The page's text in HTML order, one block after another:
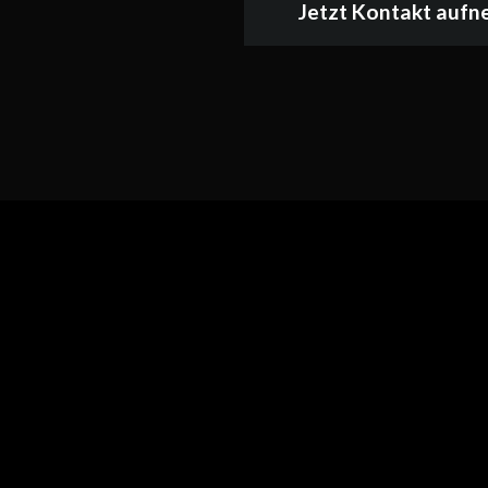
Jetzt Kontakt